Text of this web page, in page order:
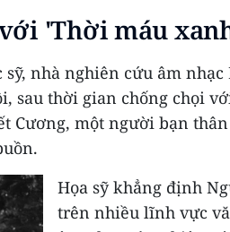
'Thời máu
sỹ, nhà nghiên cứu âm
sau thời gian chống chọi
Cương, một người bạn
Họa sỹ khẳng định
trên nhiều lĩnh vực